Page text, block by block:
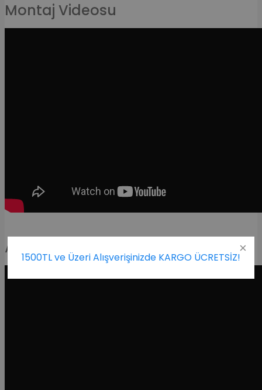
Montaj Videosu
Aksiyon Videosu
1500TL ve Üzeri Alışverişinizde KARGO ÜCRETSİZ!